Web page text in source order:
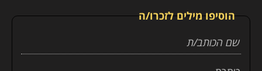
הוסיפו מילים לזכרו/ה